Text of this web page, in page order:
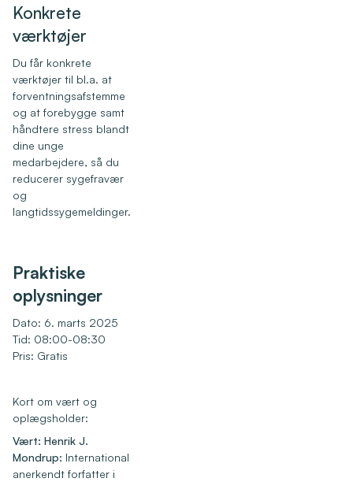
Konkrete
værktøjer
Du får konkrete
værktøjer til bl.a. at
forventningsafstemme
og at forebygge samt
håndtere stress blandt
dine unge
medarbejdere, så du
reducerer sygefravær
og
langtidssygemeldinger.
Praktiske
oplysninger
Dato: 6. marts 2025
Tid: 08:00-08:30
Pris: Gratis
Kort om vært og
oplægsholder:
Vært: Henrik J.
Mondrup: International
anerkendt forfatter i